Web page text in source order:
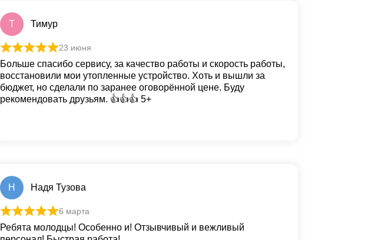
Т Тимур
23 июня
Больше спасибо сервису, за качество работы и скорость работы,
восстановили мои утопленные устройство. Хоть и вышли за
бюджет, но сделали по заранее оговорённой цене. Буду
рекомендовать друзьям. 👍👍👍 5+
Н Надя Тузова
6 марта
Ребята молодцы! Особенно и! Отзывчивый и вежливый